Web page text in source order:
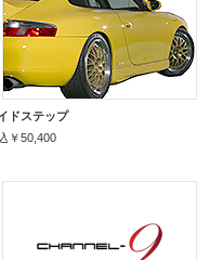
ドステップ
￥50,400